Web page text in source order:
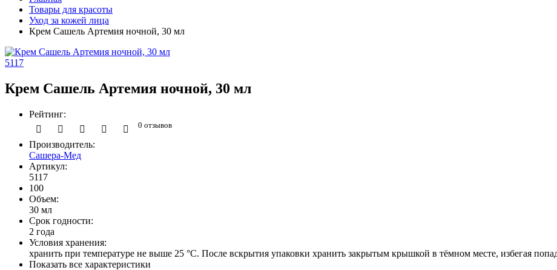
Товары для красоты
Уход за кожей лица
Крем Сашель Артемия ночной, 30 мл
5117
Крем Сашель Артемия ночной, 30 мл
Рейтинг:
0 отзывов
Производитель:
Сашера-Мед
Артикул:
5117
100
Объем:
30 мл
Срок годности:
2 года
Условия хранения:
хранить при температуре не выше 25 °С. После вскрытия упаковки хранить закрытым крышкой в тёмном месте, избегая
Показать все характеристики